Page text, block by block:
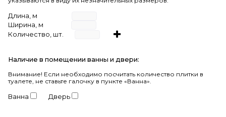
Длина, м
Ширина, м
Количество, шт.
Наличие в помещении ванны и двери:
Внимание! Если необходимо посчитать количество плитки в
туалете, не ставьте галочку в пункте «Ванна».
Ванна Дверь